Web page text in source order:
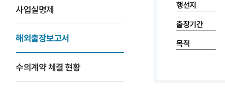
사업실명제
해외출장보고서
수의계약 체결 현황
행선지
출장기간
목적